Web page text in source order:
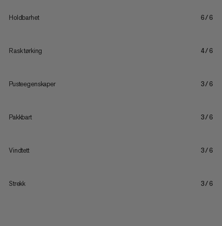
Holdbarhet 6/6
Rask tørking 4/6
Pusteegenskaper 3/6
Pakkbart 3/6
Vindtett 3/6
Strekk 3/6